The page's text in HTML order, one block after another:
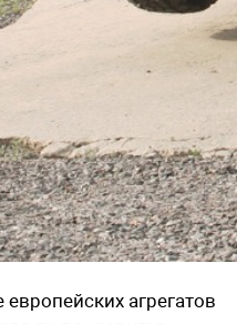
агрегатов